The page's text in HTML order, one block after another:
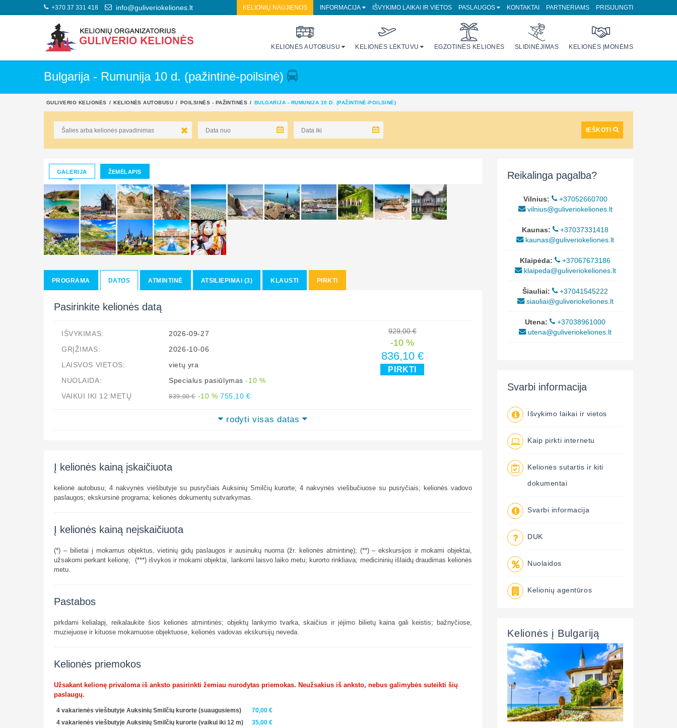
+370 37 331 418 info@guliveriokeliones.lt KELIONIŲ NAUJIENOS INFORMACIJA IŠVYKIMO LAIKAI IR VIETOS PASLAUGOS KONTAKTAI PARTNERIAMS PRISIJUNGTI
KELIONĖS AUTOBUSU KELIONĖS LĖKTUVU EGZOTINĖS KELIONĖS SLIDINĖJIMAS KELIONĖS ĮMONĖMS
Bulgarija - Rumunija 10 d. (pažintinė-poilsinė)
GULIVERIO KELIONĖS KELIONĖS AUTOBUSU POILSINĖS - PAŽINTINĖS BULGARIJA - RUMUNIJA 10 D. (PAŽINTINĖ-POILSINĖ)
IEŠKOTI
GALERIJA ŽEMĖLAPIS
PROGRAMA DATOS ATMINTINĖ ATSILIEPIMAI (3) KLAUSTI PIRKTI
Pasirinkite kelionės datą
IŠVYKIMAS:
2026-09-27
GRĮŽIMAS:
2026-10-06
LAISVOS VIETOS:
vietų yra
NUOLAIDA:
Specialus pasiūlymas-10 %
VAIKUI IKI 12 METŲ
839,00 € -10 % 755,10 €
929,00 €
-10 %
836,10 €
PIRKTI
rodyti visas datas
Į kelionės kainą įskaičiuota
kelionė autobusu; 4 nakvynės viešbutyje su pusryčiais Auksinių Smilčių kurorte; 4 nakvynės viešbučiuose su pusryčiais; kelionės vadovo
paslaugos; ekskursinė programa; kelionės dokumentų sutvarkymas.
Į kelionės kainą neįskaičiuota
(*) – bilietai į mokamus objektus, vietinių gidų paslaugos ir ausinukų nuoma (žr. kelionės atmintinę); (**) – ekskursijos ir mokami objektai,
užsakomi perkant kelionę; (***) išvykos ir mokami objektai, lankomi laisvo laiko metu; kurorto rinkliava; medicininių išlaidų draudimas kelionės
metu.
Pastabos
pirkdami kelialapį, reikalaukite šios kelionės atmintinės; objektų lankymo tvarka, skaičius ir įėjimo bilietų kaina gali keistis; bažnyčiose,
muziejuose ir kituose mokamuose objektuose, kelionės vadovas ekskursijų neveda.
Kelionės priemokos
Užsakant kelionę privaloma iš anksto pasirinkti žemiau nurodytas priemokas. Neužsakius iš anksto, nebus galimybės suteikti šių
paslaugų.
4 vakarienės viešbutyje Auksinių Smilčių kurorte (suaugusiems)
70,00 €
4 vakarienės viešbutyje Auksinių Smilčių kurorte (vaikui iki 12 m)
35,00 €
Reikalinga pagalba?
Vilnius:
+37052660700
vilnius@guliveriokeliones.lt
Kaunas:
+37037331418
kaunas@guliveriokeliones.lt
Klaipėda:
+37067673186
klaipeda@guliveriokeliones.lt
Šiauliai:
+37041545222
siauliai@guliveriokeliones.lt
Utena:
+37038961000
utena@guliveriokeliones.lt
Svarbi informacija
Išvykimo laikai ir vietos
Kaip pirkti internetu
Kelionės sutartis ir kiti
dokumentai
Svarbi informacija
DUK
Nuolaidos
Kelionių agentūros
Kelionės į Bulgariją